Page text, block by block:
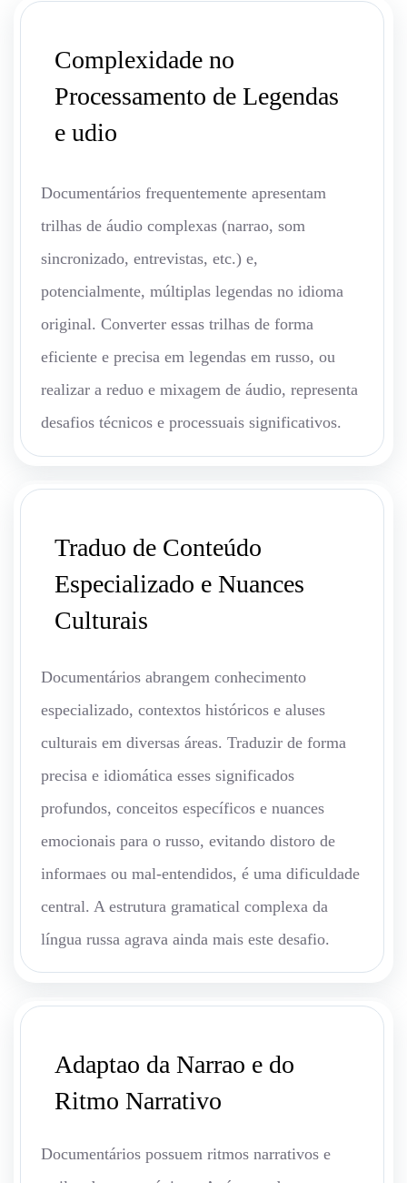
Complexidade no
Processamento de Legendas
e udio
Documentários frequentemente apresentam
trilhas de áudio complexas (narrao, som
sincronizado, entrevistas, etc.) e,
potencialmente, múltiplas legendas no idioma
original. Converter essas trilhas de forma
eficiente e precisa em legendas em russo, ou
realizar a reduo e mixagem de áudio, representa
desafios técnicos e processuais significativos.
Traduo de Conteúdo
Especializado e Nuances
Culturais
Documentários abrangem conhecimento
especializado, contextos históricos e aluses
culturais em diversas áreas. Traduzir de forma
precisa e idiomática esses significados
profundos, conceitos específicos e nuances
emocionais para o russo, evitando distoro de
informaes ou mal-entendidos, é uma dificuldade
central. A estrutura gramatical complexa da
língua russa agrava ainda mais este desafio.
Adaptao da Narrao e do
Ritmo Narrativo
Documentários possuem ritmos narrativos e